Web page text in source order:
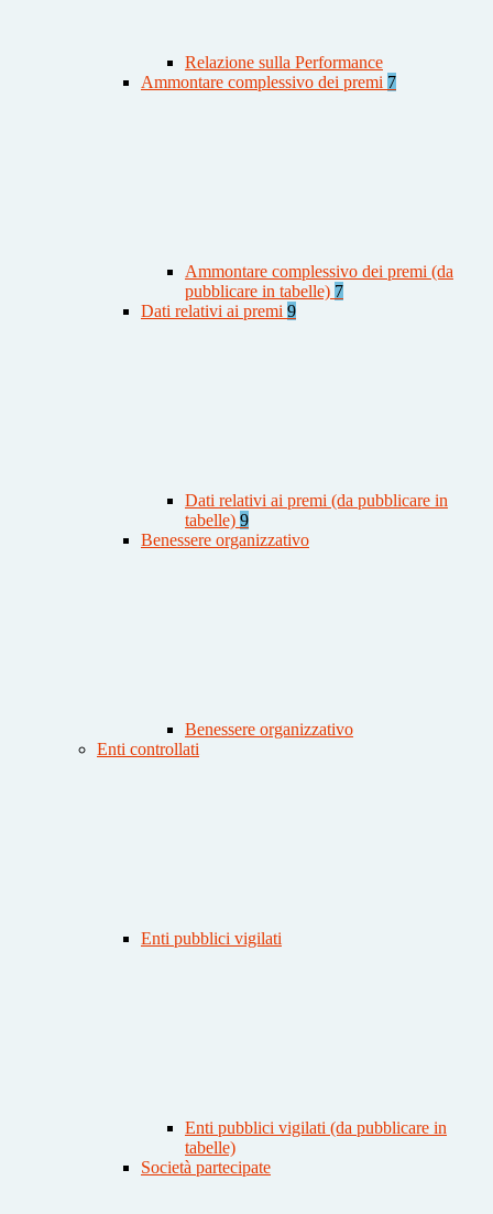
Relazione sulla Performance
Ammontare complessivo dei premi 7
Ammontare complessivo dei premi (da
pubblicare in tabelle) 7
Dati relativi ai premi 9
Dati relativi ai premi (da pubblicare in
tabelle) 9
Benessere organizzativo
Benessere organizzativo
Enti controllati
Enti pubblici vigilati
Enti pubblici vigilati (da pubblicare in
tabelle)
Società partecipate